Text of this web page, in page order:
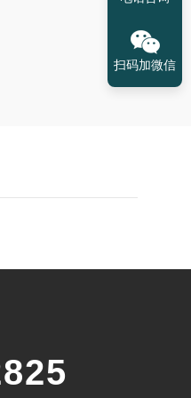
扫码加微信